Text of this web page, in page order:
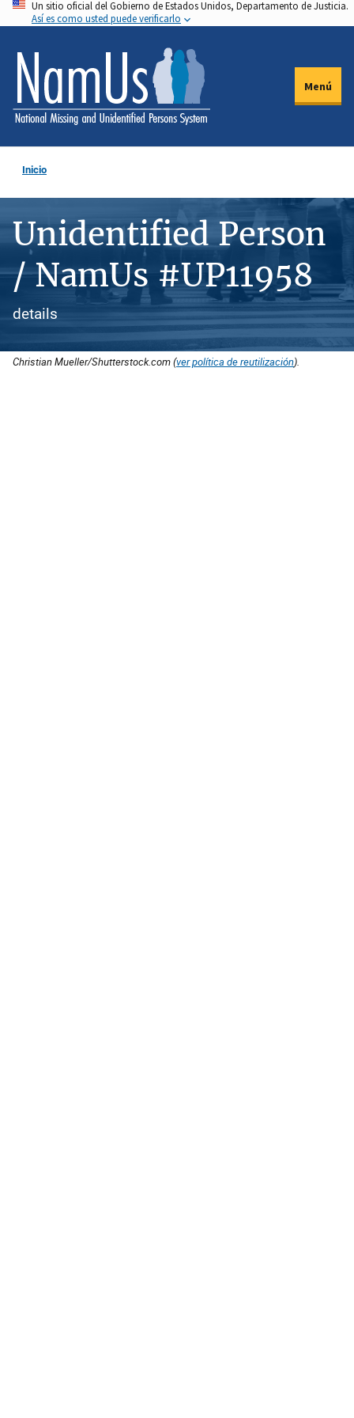
Pasar
al
contenido
principal
Un sitio oficial del Gobierno de Estados Unidos, Departamento de Justicia.
Así es como usted puede verificarlo
Menú
Inicio
Unidentified Person
/ NamUs #UP11958
details
Christian Mueller/Shutterstock.com (ver política de reutilización).